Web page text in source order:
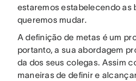
estaremos estabelecendo as
queremos mudar.
A definição de metas é um
portanto, a sua abordagem
da dos seus colegas. Assim
maneiras de definir e